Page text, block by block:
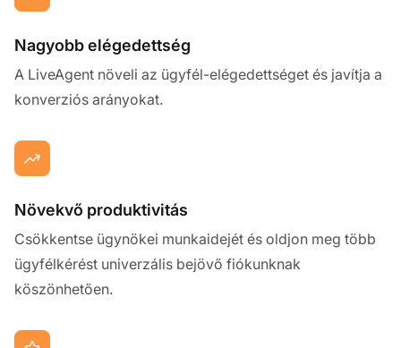
Nagyobb elégedettség
A LiveAgent növeli az ügyfél-elégedettséget és javítja a
konverziós arányokat.
Növekvő produktivitás
Csökkentse ügynökei munkaidejét és oldjon meg több
ügyfélkérést univerzális bejövő fiókunknak
köszönhetően.